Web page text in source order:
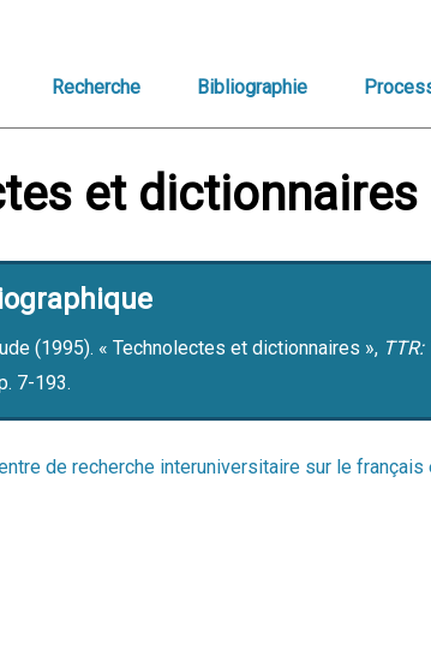
Recherche Bibliographie
et dictionnaires
(1995). « Technolectes et dictionnaires »,
7-193.
de recherche interuniversitaire sur le français